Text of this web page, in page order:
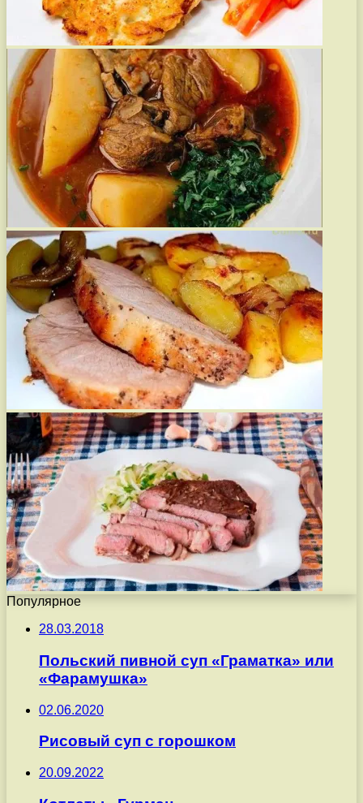
Популярное
28.03.2018
Польский пивной суп «Граматка» или
«Фарамушка»
02.06.2020
Рисовый суп с горошком
20.09.2022